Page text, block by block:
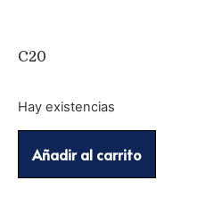
C20
Hay existencias
Añadir al carrito